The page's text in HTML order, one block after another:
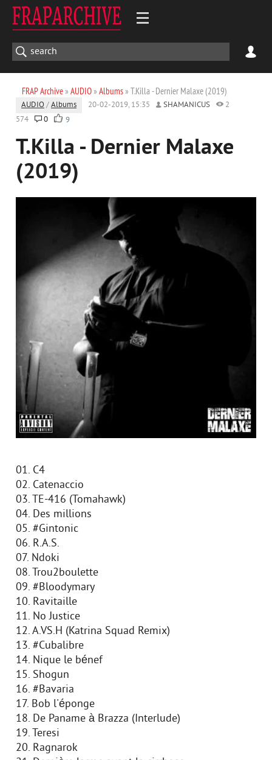
FRAP Archive» AUDIO» Albums» T.Killa - Dernier Malaxe (2019)
AUDIO /Albums 20-02-2019, 15:35 SHAMANICUS
2
574
0 9
T.Killa - Dernier Malaxe
(2019)
01. C4
02. Catenaccio
03. TE-416 (Tomahawk)
04. Des millions
05. #Gintonic
06. R.A.S.
07. Ndoki
08. Trou2boulette
09. #Bloodymary
10. Ravitaille
11. No Justice
12. A.VS.H (Katrina Squad Remix)
13. #Cubalibre
14. Nique le bénef
15. Shogun
16. #Bavaria
17. Bob l'éponge
18. De Paname à Brazza (Interlude)
19. Teresi
20. Ragnarok